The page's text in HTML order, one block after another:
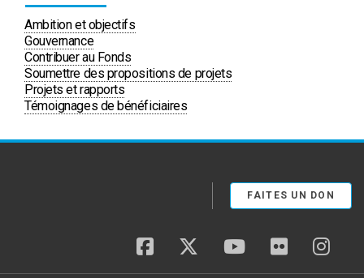
Ambition et objectifs
Gouvernance
Contribuer au Fonds
Soumettre des propositions de projets
Projets et rapports
Témoignages de bénéficiaires
FAITES UN DON
facebook twitter youtube